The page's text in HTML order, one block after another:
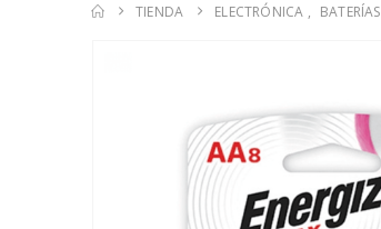
TIENDA ELECTRÓNICA , BATERÍAS